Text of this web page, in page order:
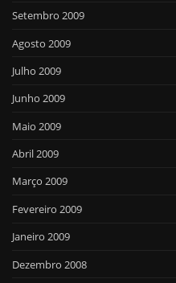
Setembro 2009
Agosto 2009
Julho 2009
Junho 2009
Maio 2009
Abril 2009
Março 2009
Fevereiro 2009
Janeiro 2009
Dezembro 2008